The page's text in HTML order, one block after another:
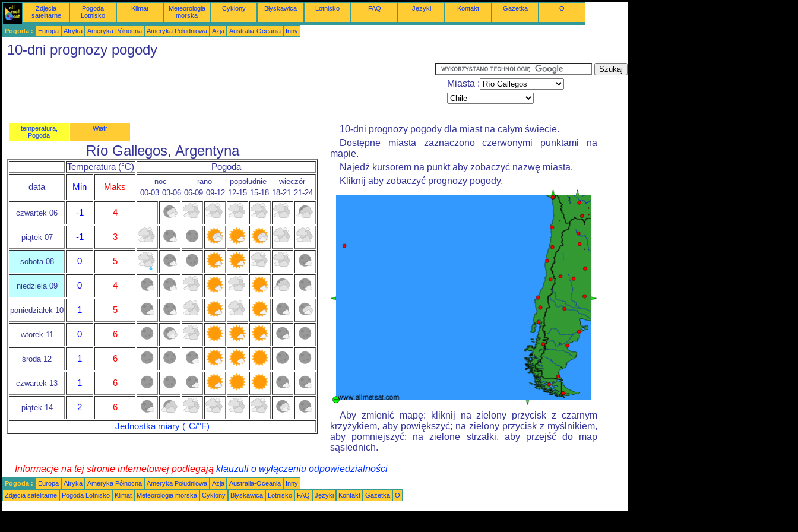
Zdjęcia
satelitarne
Pogoda
Lotnisko
Klimat
Meteorologia
morska
Cyklony Błyskawica Lotnisko FAQ Języki Kontakt Gazetka O
Pogoda : Europa Afryka Ameryka Północna Ameryka Południowa Azja Australia-Oceania Inny
10-dni prognozy pogody
Miasta :
temperatura,
Pogoda
Wiatr
Río Gallegos, Argentyna
Temperatura (°C) Pogoda
data Min Maks
noc rano popołudnie
wieczór
00-03 03-06 06-09 09-12 12-15 15-18 18-21 21-24
czwartek 06 -1 4
piątek 07 -1 3
sobota 08 0 5
niedziela 09 0 4
poniedziałek 10 1 5
wtorek 11 0 6
środa 12 1 6
czwartek 13 1 6
piątek 14 2
6
Jednostka miary (°C/°F)
10-dni prognozy pogody dla miast na całym świecie.
Dostępne miasta zaznaczono czerwonymi punktami na
mapie.
Najedź kursorem na punkt aby zobaczyć nazwę miasta.
Kliknij aby zobaczyć prognozy pogody.
Aby zmienić mapę: kliknij na zielony przycisk z czarnym
krzyżykiem, aby powiększyć; na zielony przycisk z myślnikiem,
aby pomniejszyć; na zielone strzałki, aby przejść do map
sąsiednich.
Informacje na tej stronie internetowej podlegają klauzuli o wyłączeniu odpowiedzialności
Pogoda : Europa Afryka Ameryka Północna Ameryka Południowa Azja Australia-Oceania
Inny
Zdjęcia satelitarne
Pogoda Lotnisko Klimat Meteorologia morska Cyklony Błyskawica Lotnisko FAQ Języki Kontakt Gazetka O